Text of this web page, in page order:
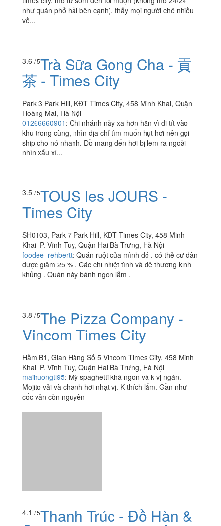
như quán phở hải bên cạnh). thấy mọi người chê nhiều
về...
3.6 / 5Trà Sữa Gong Cha - 貢
茶 - Times City
Park 3 Park Hill, KĐT Times City, 458 Minh Khai, Quận
Hoàng Mai, Hà Nội
01266660901 : Chi nhánh này xa hơn hằn vì đi tít vào
khu trong cùng, nhìn địa chỉ tìm muốn hụt hơi nên gọi
ship cho nó nhanh. Đồ mang đến hơi bị lem ra ngoài
nhìn xấu xí...
3.5 / 5TOUS les JOURS -
Times City
SH0103, Park 7 Park Hill, KĐT Times City, 458 Minh
Khai, P. Vĩnh Tuy, Quận Hai Bà Trưng, Hà Nội
foodee_rehbertt: Quán ruột của mình đó . có thẻ cư dân
được giảm 25 % . Các chi nhiệt tình và dễ thương kinh
khủng . Quán này bánh ngon lắm .
3.8 / 5The Pizza Company -
Vincom Times City
Hầm B1, Gian Hàng Số 5 Vincom Times City, 458 Minh
Khai, P. Vĩnh Tuy, Quận Hai Bà Trưng, Hà Nội
maihuongtl95: Mỳ spaghetti khá ngon và k vị ngán.
Mojito vải và chanh hơi nhạt vị. K thích lắm. Gần như
cốc vẫn còn nguyên
4.1 / 5Thanh Trúc - Đồ Hàn &